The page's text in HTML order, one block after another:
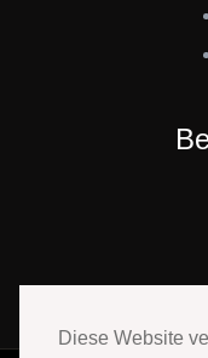
Diese Website